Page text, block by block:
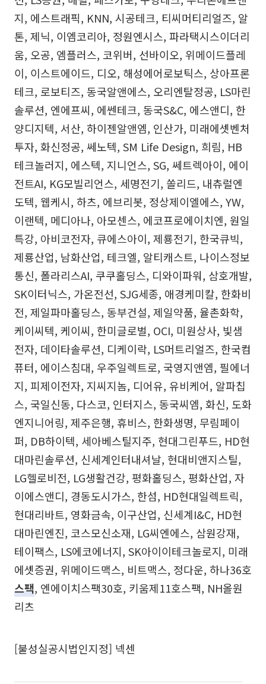
지, 에스트래픽, KNN, 시공테크, 티씨머티리얼즈, 알
톤, 제닉, 이엠코리아, 정원엔시스, 파라택시스이더리
움, 오공, 엠플러스, 코위버, 선바이오, 위메이드플레
이, 이스트에이드, 디오, 해성에어로보틱스, 상아프론
테크, 로보티즈, 동국알앤에스, 오리엔탈정공, LS마린
솔루션, 엔에프씨, 에쎈테크, 동국S&C, 에스앤디, 한
양디지텍, 서산, 하이젠알앤엠, 인산가, 미래에셋벤처
투자, 화신정공, 쎄노텍, SM Life Design, 희림, HB
테크놀러지, 에스텍, 지니언스, SG, 쎄트렉아이, 에이
전트AI, KG모빌리언스, 세명전기, 쏠리드, 내츄럴엔
도텍, 웹케시, 하츠, 에브리봇, 정상제이엘에스, YW,
이랜텍, 메디아나, 아모센스, 에코프로에이치엔, 원일
특강, 아비코전자, 큐에스아이, 제룡전기, 한국큐빅,
제룡산업, 남화산업, 테크엘, 알티캐스트, 나이스정보
통신, 폴라리스AI, 쿠쿠홀딩스, 디와이파워, 삼호개발,
SK이터닉스, 가온전선, SJG세종, 애경케미칼, 한화비
전, 제일파마홀딩스, 동부건설, 제일약품, 율촌화학,
케이씨텍, 케이씨, 한미글로벌, OCI, 미원상사, 빛샘
전자, 데이타솔루션, 디케이락, LS머트리얼즈, 한국컴
퓨터, 에이스침대, 우주일렉트로, 국영지앤엠, 필에너
지, 피제이전자, 지씨지놈, 디어유, 유비케어, 알파칩
스, 국일신동, 다스코, 인터지스, 동국씨엠, 화신, 도화
엔지니어링, 제주은행, 휴비스, 한화생명, 무림페이
퍼, DB하이텍, 세아베스틸지주, 현대그린푸드, HD현
대마린솔루션, 신세계인터내셔날, 현대비앤지스틸,
LG헬로비전, LG생활건강, 평화홀딩스, 평화산업, 자
이에스앤디, 경동도시가스, 한섬, HD현대일렉트릭,
현대리바트, 영화금속, 이구산업, 신세계I&C, HD현
대마린엔진, 코스모신소재, LG씨엔에스, 삼원강재,
테이팩스, LS에코에너지, SK아이이테크놀로지, 미래
에셋증권, 위메이드맥스, 비트맥스, 정다운, 하나36호
스팩, 엔에이치스팩30호, 키움제11호스팩, NH올원
리츠
[불성실공시법인지정] 넥센